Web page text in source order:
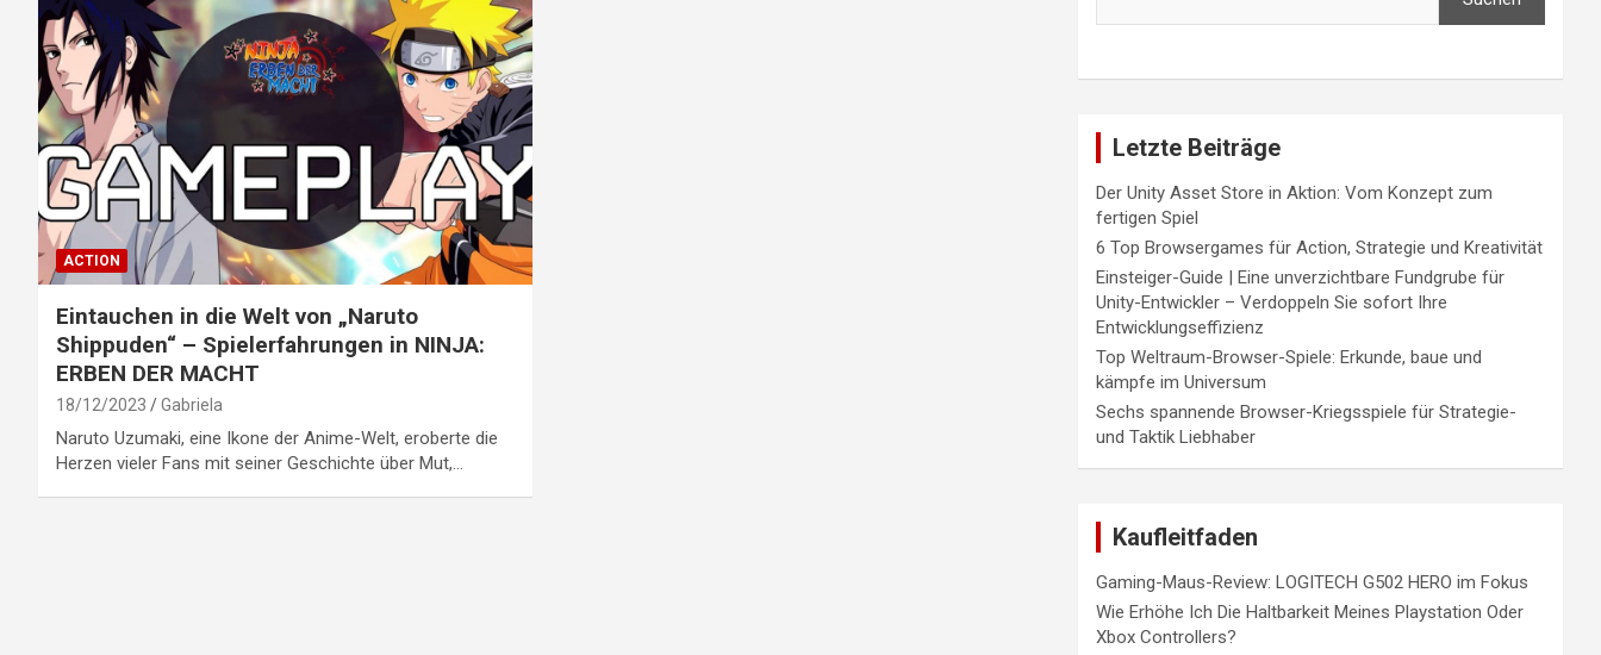
ACTION
Eintauchen in die Welt von „Naruto
Shippuden“ – Spielerfahrungen in NINJA:
ERBEN DER MACHT
18/12/2023 Gabriela
Naruto Uzumaki, eine Ikone der Anime-Welt, eroberte die
Herzen vieler Fans mit seiner Geschichte über Mut,…
Letzte Beiträge
Der Unity Asset Store in Aktion: Vom Konzept zum
fertigen Spiel
6 Top Browsergames für Action, Strategie und Kreativität
Einsteiger-Guide | Eine unverzichtbare Fundgrube für
Unity-Entwickler – Verdoppeln Sie sofort Ihre
Entwicklungseffizienz
Top Weltraum-Browser-Spiele: Erkunde, baue und
kämpfe im Universum
Sechs spannende Browser-Kriegsspiele für Strategie-
und Taktik Liebhaber
Kaufleitfaden
Gaming-Maus-Review: LOGITECH G502 HERO im Fokus
Wie Erhöhe Ich Die Haltbarkeit Meines Playstation Oder
Xbox Controllers?